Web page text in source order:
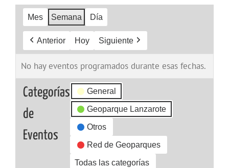
Mes Semana Día
Anterior Hoy Siguiente
No hay eventos programados durante esas fechas.
Categorías
de
Eventos
General
Geoparque Lanzarote
Otros
Red de Geoparques
Todas las categorías